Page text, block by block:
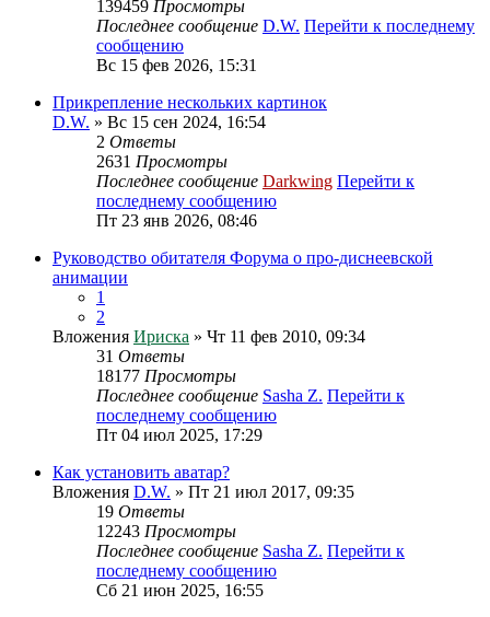
139459 Просмотры
Последнее сообщение D.W. Перейти к последнему
сообщению
Вс 15 фев 2026, 15:31
Прикрепление нескольких картинок
D.W. » Вс 15 сен 2024, 16:54
2 Ответы
2631 Просмотры
Последнее сообщение Darkwing Перейти к
последнему сообщению
Пт 23 янв 2026, 08:46
Руководство обитателя Форума о про-диснеевской
анимации
1
2
Вложения Ириска » Чт 11 фев 2010, 09:34
31 Ответы
18177 Просмотры
Последнее сообщение Sasha Z. Перейти к
последнему сообщению
Пт 04 июл 2025, 17:29
Как установить аватар?
Вложения D.W. » Пт 21 июл 2017, 09:35
19 Ответы
12243 Просмотры
Последнее сообщение Sasha Z. Перейти к
последнему сообщению
Сб 21 июн 2025, 16:55